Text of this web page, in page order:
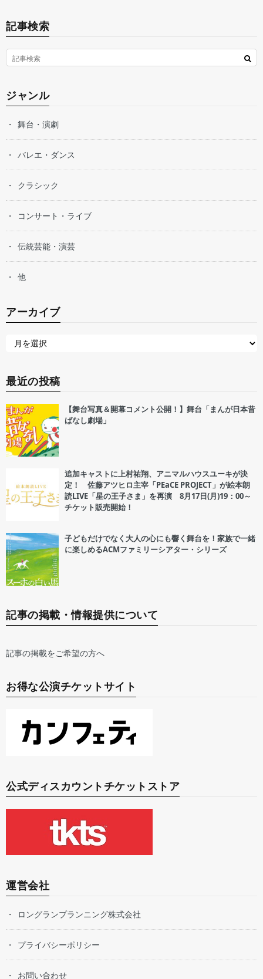
記事検索
ジャンル
舞台・演劇
バレエ・ダンス
クラシック
コンサート・ライブ
伝統芸能・演芸
他
アーカイブ
最近の投稿
【舞台写真＆開幕コメント公開！】舞台「まんが日本昔
ばなし劇場」
追加キャストに上村祐翔、アニマルハウスユーキが決
定！ 佐藤アツヒロ主宰「PEaCE PROJECT」が絵本朗
読LIVE「星の王子さま」を再演 8月17日(月)19：00～
チケット販売開始！
子どもだけでなく大人の心にも響く舞台を！家族で一緒
に楽しめるACMファミリーシアター・シリーズ
記事の掲載・情報提供について
記事の掲載をご希望の方へ
お得な公演チケットサイト
公式ディスカウントチケットストア
運営会社
ロングランプランニング株式会社
プライバシーポリシー
お問い合わせ